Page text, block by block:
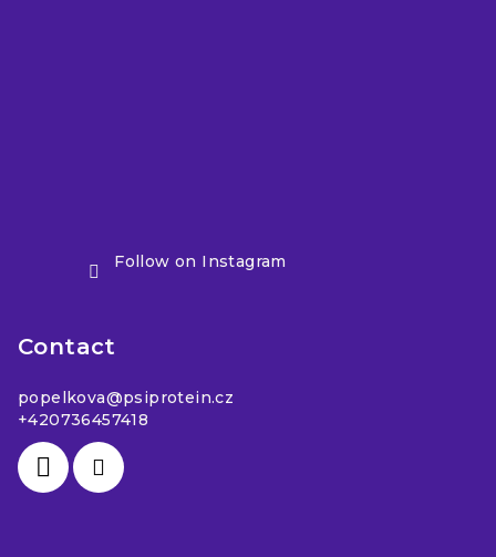
Follow on Instagram
Contact
popelkova@psiprotein.cz
+420736457418